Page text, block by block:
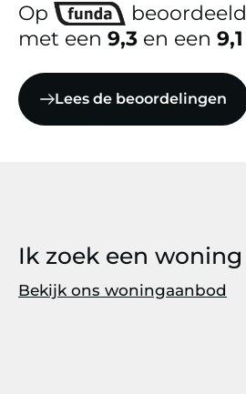
Op
beoordeeld
met een 9,3 en een 9,1
Lees de beoordelingen
Ik zoek een woning
Bekijk ons woningaanbod